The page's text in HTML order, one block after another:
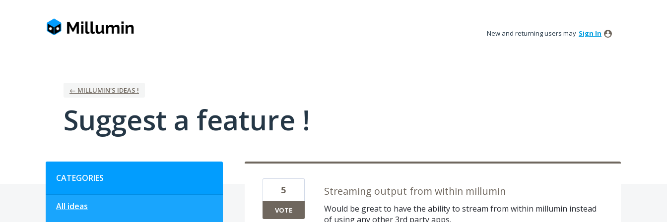
New and returning users may Sign In
← MILLUMIN'S IDEAS !
Suggest a feature !
CATEGORIES
All ideas
Streaming output from within millumin
Would be great to have the ability to stream from within millumin instead
of using any other 3rd party apps.
5
VOTE